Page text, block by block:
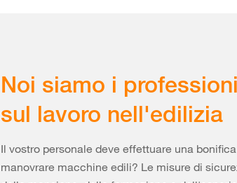
Noi siamo i
sul lavoro nell'edilizia
Il vostro personale deve effettuare una
manovrare macchine edili? Le misure di